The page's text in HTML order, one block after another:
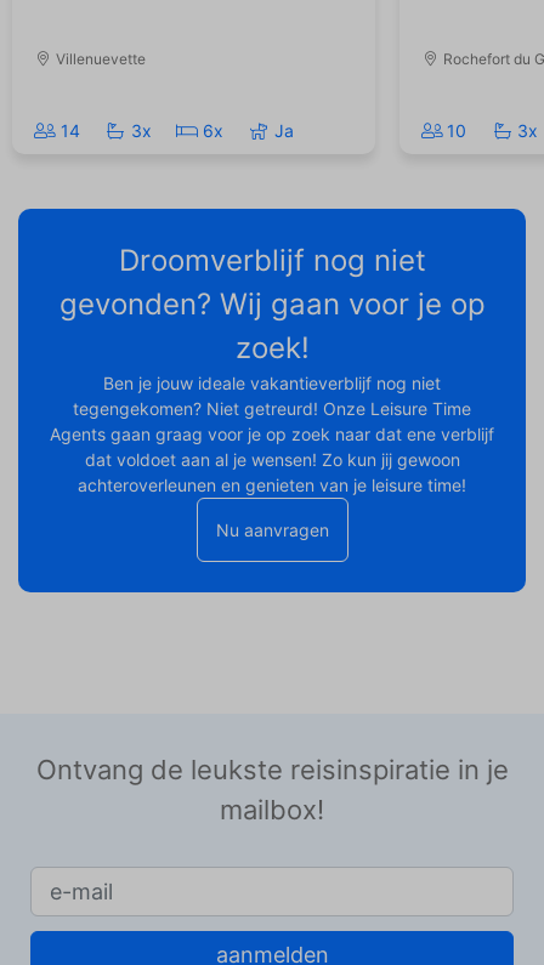
Villenuevette
14 3x 6x Ja
Rochefort du
10 3x
Droomverblijf nog niet
gevonden? Wij gaan voor je op
zoek!
Ben je jouw ideale vakantieverblijf nog niet
tegengekomen? Niet getreurd! Onze Leisure Time
Agents gaan graag voor je op zoek naar dat ene verblijf
dat voldoet aan al je wensen! Zo kun jij gewoon
achteroverleunen en genieten van je leisure time!
Nu aanvragen
Ontvang de leukste reisinspiratie in je
mailbox!
aanmelden